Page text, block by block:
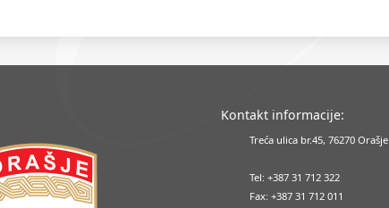
Kontakt informacije:
Treća ulica br.45, 76270 Orašje
Tel: +387 31 712 322
Fax: +387 31 712 011